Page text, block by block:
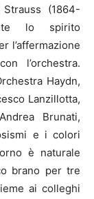
(1864-
lo spirito
l’affermazione
l’orchestra.
Haydn,
Lanzillotta,
Brunati,
e i colori
è naturale
brano per tre
ai colleghi